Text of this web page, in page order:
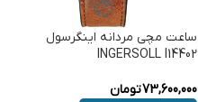
ساعت مچی مردانه اینگرسول
INGERSOLL I14402
73,600,000تومان